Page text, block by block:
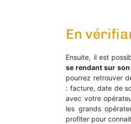
En
Ensuite, il est
se rendant sur
pourrez retrouver
: facture, date de
avec votre
les grands
profiter pour